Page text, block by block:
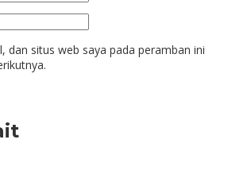
dan situs web saya pada peramban ini